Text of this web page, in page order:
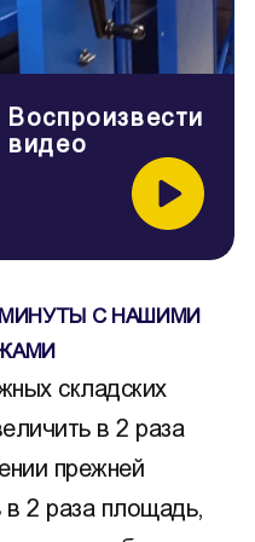
Воспроизвести
видео
МИНУТЫ С НАШИМИ
складских
в 2 раза
прежней
2 раза площадь,